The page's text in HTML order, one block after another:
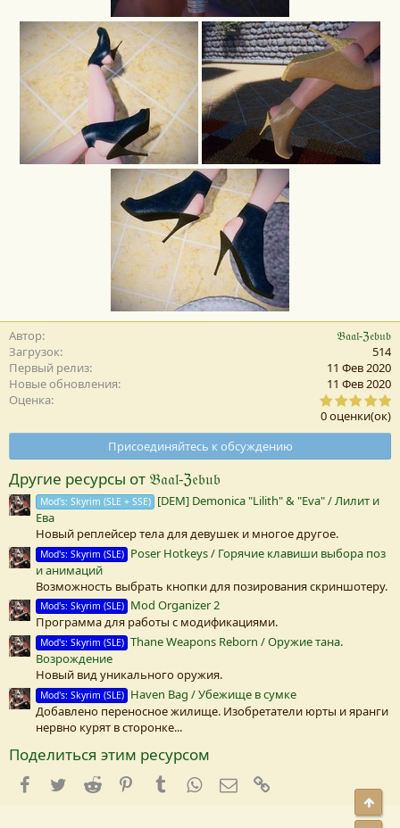
Автор
𝔅𝔞𝔞𝔩-ℨ𝔢𝔟𝔲𝔟
Загрузок
514
Первый релиз
11 Фев 2020
Новые обновления
11 Фев 2020
Оценка
0
,
0
з
0 оценки(ок)
Присоединяйтесь к обсуждению
Другие ресурсы от 𝔅𝔞𝔞𝔩-ℨ𝔢𝔟𝔲𝔟
Mod's: Skyrim (SLE + SSE) [DEM] Demonica "Lilith" & "Eva" / Лилит и
Ева
Новый реплейсер тела для девушек и многое другое.
Mod's: Skyrim (SLE) Poser Hotkeys / Горячие клавиши выбора поз
и анимаций
Возможность выбрать кнопки для позирования скриншотеру.
Mod's: Skyrim (SLE) Mod Organizer 2
Программа для работы с модификациями.
Mod's: Skyrim (SLE) Thane Weapons Reborn / Оружие тана.
Возрождение
Новый вид уникального оружия.
Mod's: Skyrim (SLE) Haven Bag / Убежище в сумке
Добавлено переносное жилище. Изобретатели юрты и яранги
нервно курят в сторонке...
Поделиться этим ресурсом
Facebook
TwitterReddit PinterestTumblrWhatsApp
E-mail